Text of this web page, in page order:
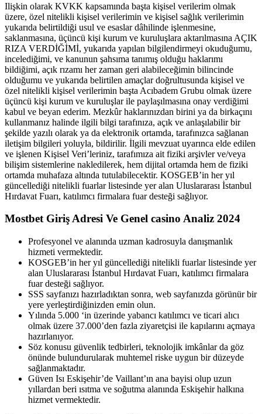
Ilişkin olarak KVKK kapsamında başta kişisel verilerim olmak
üzere, özel nitelikli kişisel verilerimin ve kişisel sağlık verilerimin
yukarıda belirtildiği usul ve esaslar dâhilinde işlenmesine,
saklanmasına, üçüncü kişi kurum ve kuruluşlara aktarılmasına AÇIK
RIZA VERDİĞİMİ, yukarıda yapılan bilgilendirmeyi okuduğumu,
incelediğimi, ve kanunun şahsıma tanımış olduğu haklarımı
bildiğimi, açık rızamı her zaman geri alabileceğimin bilincinde
olduğumu ve yukarıda belirtilen amaçlar doğrultusunda kişisel ve
özel nitelikli kişisel verilerimin başta Acıbadem Grubu olmak üzere
üçüncü kişi kurum ve kuruluşlar ile paylaşılmasına onay verdiğimi
kabul ve beyan ederim. Mezkûr haklarınızdan birini ya da birkaçını
kullanmanız halinde ilgili bilgi tarafınıza, açık ve anlaşılabilir bir
şekilde yazılı olarak ya da elektronik ortamda, tarafınızca sağlanan
iletişim bilgileri yoluyla, bildirilir. İlgili mevzuat uyarınca elde edilen
ve işlenen Kişisel Veri’leriniz, tarafımıza ait fiziki arşivler ve/veya
bilişim sistemlerine nakledilerek, hem dijital ortamda hem de fiziki
ortamda muhafaza altında tutulabilecektir. KOSGEB’in her yıl
güncellediği nitelikli fuarlar listesinde yer alan Uluslararası İstanbul
Hırdavat Fuarı, katılımcı firmalara fuar desteği sağlıyor.
Mostbet Giriş Adresi Ve Genel casino Analiz 2024
Profesyonel ve alanında uzman kadrosuyla danışmanlık
hizmeti vermektedir.
KOSGEB’in her yıl güncellediği nitelikli fuarlar listesinde yer
alan Uluslararası İstanbul Hırdavat Fuarı, katılımcı firmalara
fuar desteği sağlıyor.
SSS sayfanızı hazırladıktan sonra, web sayfanızda görünür bir
yere yerleştirdiğinizden emin olun.
Yılında 5.000 ‘in üzerinde yabancı katılımcı ve ticari alıcı
olmak üzere 37.000’den fazla ziyaretçisi ile kapılarını açmaya
hazırlanıyor.
Söz konusu güvenlik tedbirleri, teknolojik imkânlar da göz
önünde bulundurularak muhtemel riske uygun bir düzeyde
sağlanmaktadır.
Güven Isı Eskişehir’de Vaillant’ın ana bayisi olup uzun
yıllardan beri ısıtma ve soğutma alanında Eskişehir halkına
hizmet vermektedir.